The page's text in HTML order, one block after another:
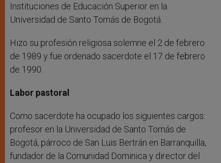
Instituciones de Educación Superior en la
Universidad de Santo Tomás de Bogotá.
Hizo su profesión religiosa solemne el 2 de febrero
de 1989 y fue ordenado sacerdote el 17 de febrero
de 1990.
Labor pastoral
Como sacerdote ha ocupado los siguientes cargos:
profesor en la Universidad de Santo Tomás de
Bogotá, párroco de San Luis Bertrán en Barranquilla,
fundador de la Comunidad Dominica y director del